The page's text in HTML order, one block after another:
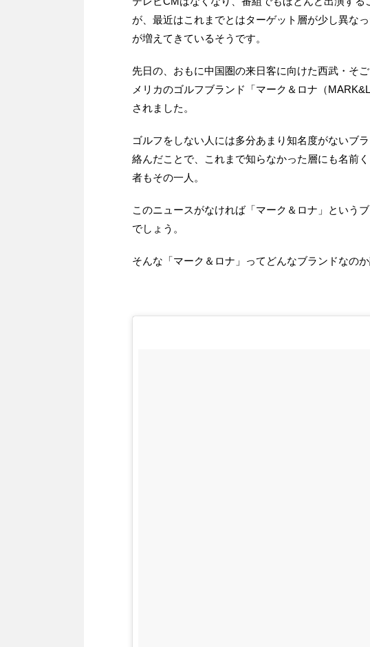
が、最近はこれまでとはターゲット層が少し異な
が増えてきているそうです。
先日の、おもに中国圏の来日客に向けた西武・そ
メリカのゴルフブランド「マーク＆ロナ（
されました。
ゴルフをしない人には多分あまり知名度がないブ
絡んだことで、これまで知らなかった層にも名前
者もその一人。
このニュースがなければ「マーク＆ロナ」という
でしょう。
そんな「マーク＆ロナ」ってどんなブランドなのか